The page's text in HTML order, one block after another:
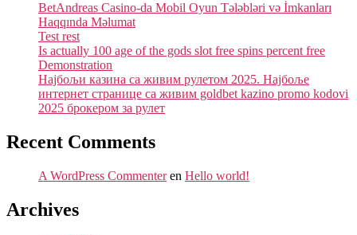
BetAndreas Casino-da Mobil Oyun Tələbləri və İmkanları
Haqqında Məlumat
Test rest
Is actually 100 age of the gods slot free spins percent free
Demonstration
Најбољи казина са живим рулетом 2025. Најбоље
интернет странице са живим goldbet kazino promo kodovi
2025 брокером за рулет
Recent Comments
A WordPress Commenteren Hello world!
Archives